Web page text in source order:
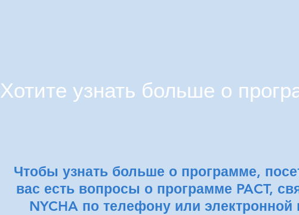
Хотите узнать больше о
Чтобы узнать больше о программе,
вас есть вопросы о программе PACT,
NYCHA по телефону или электронной